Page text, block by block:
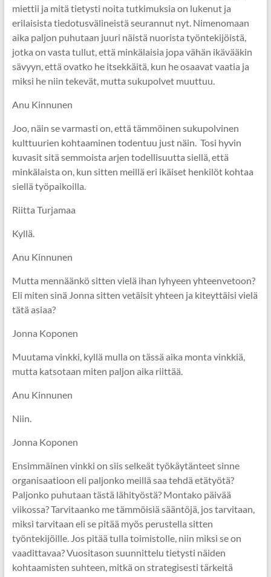
miettii ja mitä tietysti noita tutkimuksia on lukenut ja
erilaisista tiedotusvälineistä seurannut nyt. Nimenomaan
aika paljon puhutaan juuri näistä nuorista työntekijöistä,
jotka on vasta tullut, että minkälaisia jopa vähän ikävääkin
sävyyn, että ovatko he itsekkäitä, kun he osaavat vaatia ja
miksi he niin tekevät, mutta sukupolvet muuttuu.
Anu Kinnunen
Joo, näin se varmasti on, että tämmöinen sukupolvinen
kulttuurien kohtaaminen todentuu just näin. Tosi hyvin
kuvasit sitä semmoista arjen todellisuutta siellä, että
minkälaista on, kun sitten meillä eri ikäiset henkilöt kohtaa
siellä työpaikoilla.
Riitta Turjamaa
Kyllä.
Anu Kinnunen
Mutta mennäänkö sitten vielä ihan lyhyeen yhteenvetoon?
Eli miten sinä Jonna sitten vetäisit yhteen ja kiteyttäisi vielä
tätä asiaa?
Jonna Koponen
Muutama vinkki, kyllä mulla on tässä aika monta vinkkiä,
mutta katsotaan miten paljon aika riittää.
Anu Kinnunen
Niin.
Jonna Koponen
Ensimmäinen vinkki on siis selkeät työkäytänteet sinne
organisaatioon eli paljonko meillä saa tehdä etätyötä?
Paljonko puhutaan tästä lähityöstä? Montako päivää
viikossa? Tarvitaanko me tämmöisiä sääntöjä, jos tarvitaan,
miksi tarvitaan eli se pitää myös perustella sitten
työntekijöille. Jos pitää tulla toimistolle, niin miksi se on
vaadittavaa? Vuositason suunnittelu tietysti näiden
kohtaamisten suhteen, mitkä on strategisesti tärkeitä